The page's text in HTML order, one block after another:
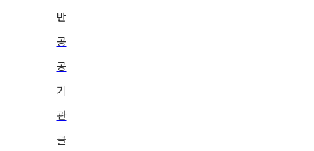
반
공
공
기
관
클